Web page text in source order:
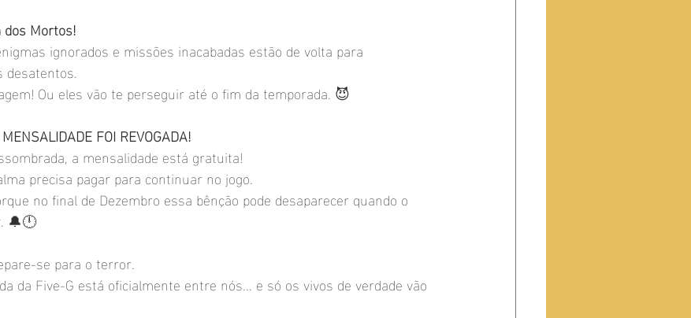
dos Mortos!
ignorados e missões inacabadas estão de volta para
Ou eles vão te perseguir até o fim da temporada. 😈
FOI REVOGADA!
a mensalidade está gratuita!
precisa pagar para continuar no jogo.
no final de Dezembro essa bênção pode desaparecer quando o
🔔🕛
se para o terror.
da Five-G está oficialmente entre nós... e só os vivos de verdade vão